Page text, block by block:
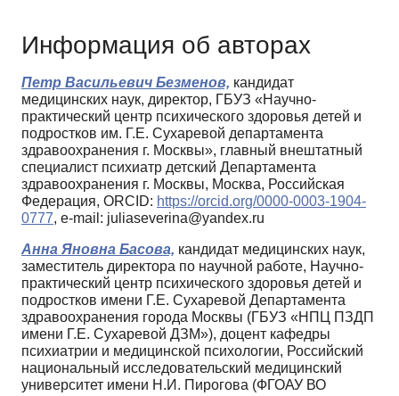
Информация об авторах
Петр Васильевич Безменов, кандидат
медицинских наук, директор, ГБУЗ «Научно-
практический центр психического здоровья детей и
подростков им. Г.Е. Сухаревой департамента
здравоохранения г. Москвы», главный внештатный
специалист психиатр детский Департамента
здравоохранения г. Москвы, Москва, Российская
Федерация, ORCID: https://orcid.org/0000-0003-1904-
0777, e-mail: juliaseverina@yandex.ru
Анна Яновна Басова, кандидат медицинских наук,
заместитель директора по научной работе, Научно-
практический центр психического здоровья детей и
подростков имени Г.Е. Сухаревой Департамента
здравоохранения города Москвы (ГБУЗ «НПЦ ПЗДП
имени Г.Е. Сухаревой ДЗМ»), доцент кафедры
психиатрии и медицинской психологии, Российский
национальный исследовательский медицинский
университет имени Н.И. Пирогова (ФГОАУ ВО